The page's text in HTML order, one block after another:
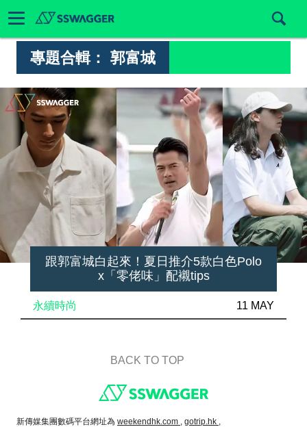
專題合輯： 郭富城
跟郭富城白起來！夏日推介5款白色Polo
x「零佬味」配襯tips
永續時尚 11 MAY
BACK TO TOP
新傳媒集團數碼平台網址為 weekendhk.com , gotrip.hk ,